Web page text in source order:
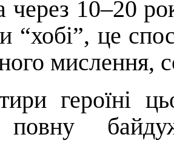
через 10–20
“хобі”, це
мислення,
героїні